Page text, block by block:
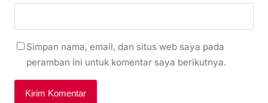
Simpan nama, email, dan situs web saya pada
peramban ini untuk komentar saya berikutnya.